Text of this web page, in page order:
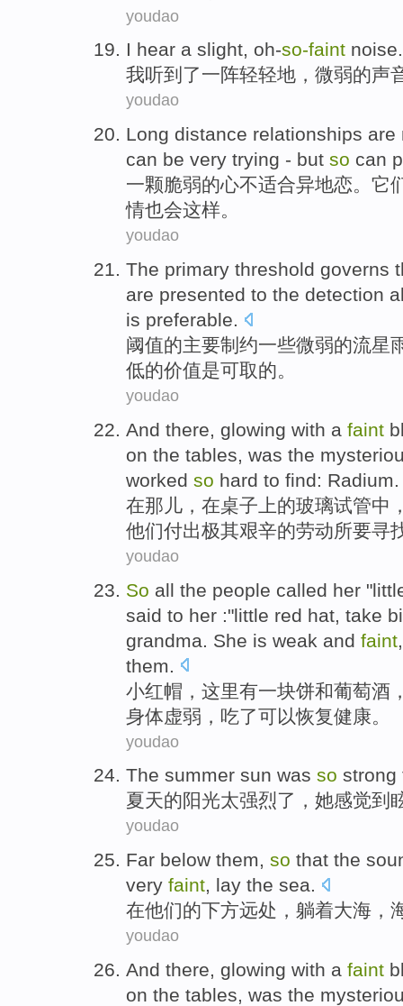
youdao
I hear a slight, oh-so-faint noise.
我听到 了一阵轻轻地， 微弱的声
youdao
Long distance relationships are
can be very trying - but so can
一颗脆弱的心不适合异地恋。 它
情也会这样。
youdao
The primary threshold governs
are presented to the detection
is preferable.
阈值的主要制约一些微弱的流星
低的价值是可取的。
youdao
And there, glowing with a faint
on the tables, was the
worked so hard to find: Radium.
在那儿 ， 在桌子 上的玻璃试管中
他们付出极其艰辛的劳动所要寻
youdao
So all the people called her
said to her :"little red hat, take
grandma . She is weak and faint
them
小红帽 ，这里有一块饼和葡萄酒
身体虚弱 ， 吃了可以恢复健康 。
youdao
The summer sun was so strong
夏天的阳光太强烈了， 她感觉到
youdao
Far below them, so that the
very faint, lay the sea.
在他们的下方远处 ， 躺着大海，
youdao
And there, glowing with a faint
on the tables, was the